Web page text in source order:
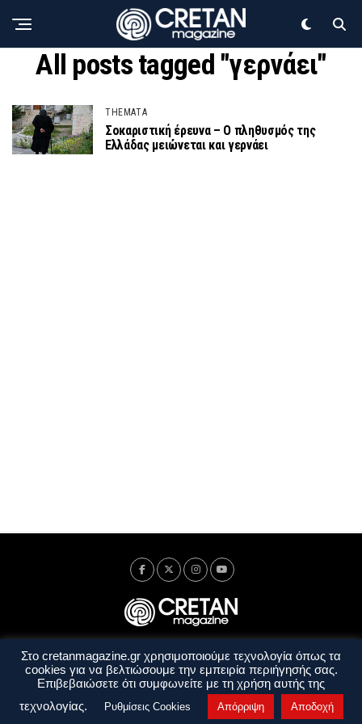
All posts tagged "γερνάει"
THEMATA
Σοκαριστική έρευνα – Ο πληθυσμός της
Ελλάδας μειώνεται και γερνάει
Ταυτότητα Πολιτική Απορρήτου
Όροι Χρήσης
Όροι και Προϋποθέσεις
Στο cretanmagazine.gr χρησιμοποιούμε τεχνολογία όπως τα
cookies για να βελτιώσουμε την εμπειρία περιήγησής σας.
Επιβεβαιώσετε ότι συμφωνείτε με τη χρήση αυτής της
τεχνολογίας.
Ρυθμίσεις Cookies Απόρριψη Αποδοχή